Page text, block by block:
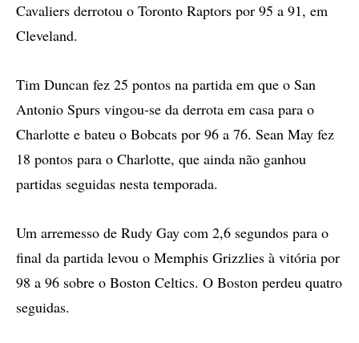
Cavaliers derrotou o Toronto Raptors por 95 a 91, em
Cleveland.
Tim Duncan fez 25 pontos na partida em que o San
Antonio Spurs vingou-se da derrota em casa para o
Charlotte e bateu o Bobcats por 96 a 76. Sean May fez
18 pontos para o Charlotte, que ainda não ganhou
partidas seguidas nesta temporada.
Um arremesso de Rudy Gay com 2,6 segundos para o
final da partida levou o Memphis Grizzlies à vitória por
98 a 96 sobre o Boston Celtics. O Boston perdeu quatro
seguidas.